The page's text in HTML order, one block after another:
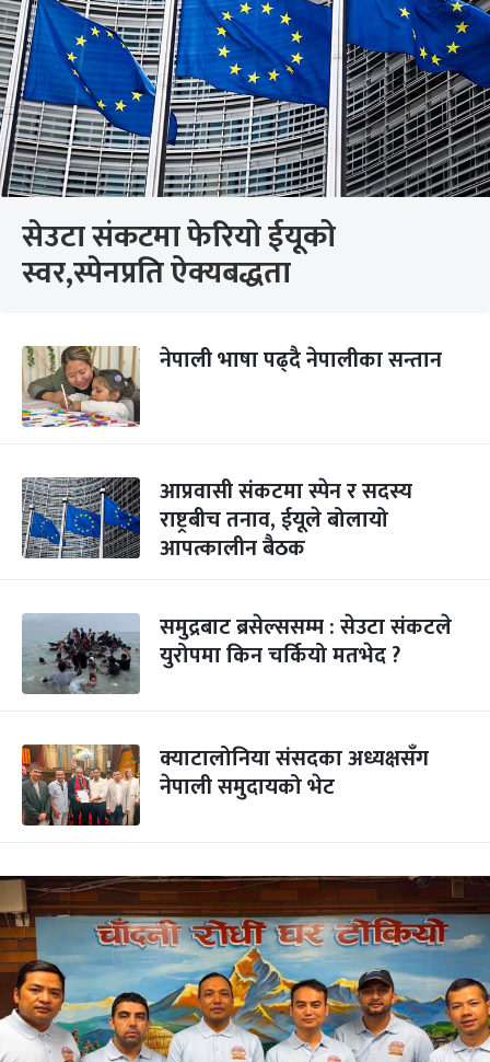
सेउटा संकटमा फेरियो ईयूको
स्वर,स्पेनप्रति ऐक्यबद्धता
नेपाली भाषा पढ्दै नेपालीका सन्तान
आप्रवासी संकटमा स्पेन र सदस्य
राष्ट्रबीच तनाव, ईयूले बोलायो
आपत्कालीन बैठक
समुद्रबाट ब्रसेल्ससम्म : सेउटा संकटले
युरोपमा किन चर्कियो मतभेद ?
क्याटालोनिया संसदका अध्यक्षसँग
नेपाली समुदायको भेट